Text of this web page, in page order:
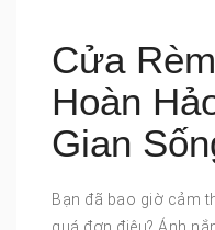
Cửa
Hoàn
Gian
Bạn đã bao giờ cảm
quá đơn điệu? Ánh